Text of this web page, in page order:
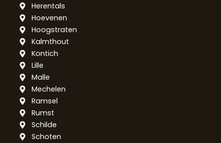
Herentals
Hoevenen
Hoogstraten
Kalmthout
Kontich
Lille
Malle
Mechelen
Ramsel
Rumst
Schilde
Schoten